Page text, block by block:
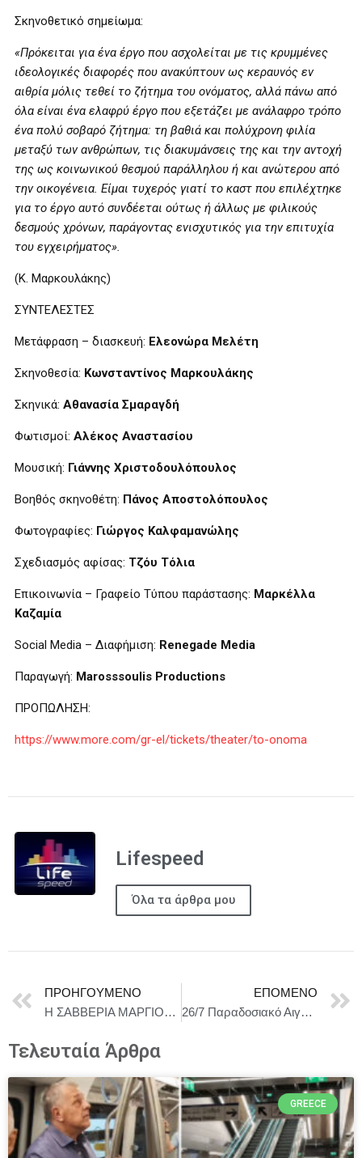
Σκηνοθετικό σημείωμα:
«Πρόκειται για ένα έργο που ασχολείται με τις κρυμμένες
ιδεολογικές διαφορές που ανακύπτουν ως κεραυνός εν
αιθρία μόλις τεθεί το ζήτημα του ονόματος, αλλά πάνω από
όλα είναι ένα ελαφρύ έργο που εξετάζει με ανάλαφρο τρόπο
ένα πολύ σοβαρό ζήτημα: τη βαθιά και πολύχρονη φιλία
μεταξύ των ανθρώπων, τις διακυμάνσεις της και την αντοχή
της ως κοινωνικού θεσμού παράλληλου ή και ανώτερου από
την οικογένεια. Είμαι τυχερός γιατί το καστ που επιλέχτηκε
για το έργο αυτό συνδέεται ούτως ή άλλως με φιλικούς
δεσμούς χρόνων, παράγοντας ενισχυτικός για την επιτυχία
του εγχειρήματος».
(Κ. Μαρκουλάκης)
ΣΥΝΤΕΛΕΣΤΕΣ
Μετάφραση – διασκευή: Ελεονώρα Μελέτη
Σκηνοθεσία: Κωνσταντίνος Μαρκουλάκης
Σκηνικά: Αθανασία Σμαραγδή
Φωτισμοί: Αλέκος Αναστασίου
Μουσική: Γιάννης Χριστοδουλόπουλος
Βοηθός σκηνοθέτη: Πάνος Αποστολόπουλος
Φωτογραφίες: Γιώργος Καλφαμανώλης
Σχεδιασμός αφίσας: Τζόυ Τόλια
Επικοινωνία – Γραφείο Τύπου παράστασης: Μαρκέλλα
Καζαμία
Social Media – Διαφήμιση: Renegade Media
Παραγωγή: Marosssoulis Productions
ΠΡΟΠΩΛΗΣΗ:
https://www.more.com/gr-el/tickets/theater/to-onoma
Lifespeed
Όλα τα άρθρα μου
ΠΡΟΗΓΟΎΜΕΝΟ
Η ΣΑΒΒΕΡΙΑ ΜΑΡΓΙΟΛΑ ΚΑΙ Ο ΠΑΝΤΕΛΗΣ ΚΥΡΑΜΑΡΓΙΟΣ ΣΤΟ ΘΕΑΤΡΟ ΛΙΠΑΣΜΑΤΩΝ – ΣΑΒΒΑΤΟ 19 ΙΟΥΛΙΟΥ
ΕΠΌΜΕΝΟ
26/7 Παραδοσιακό Αιγαιοπελαγίτικο Πανηγύρι στους Ταξιάρχες Κύμης
Τελευταία Άρθρα
GREECE